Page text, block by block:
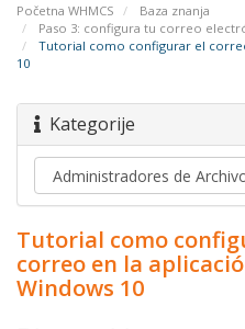
Početna WHMCS
Baza znanja
Paso 3: configura tu correo
Tutorial como configurar el
10
Kategorije
Tutorial como
correo en la
Windows 10